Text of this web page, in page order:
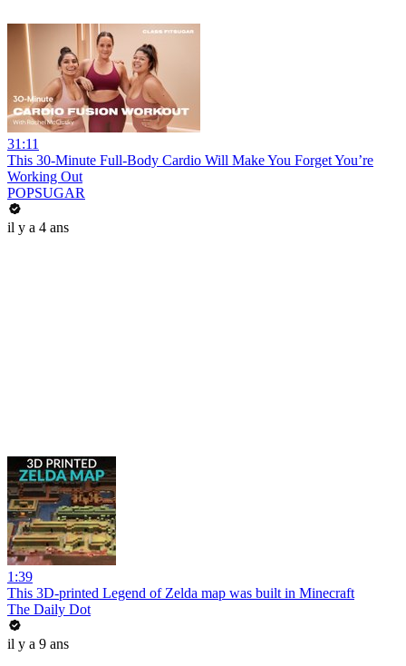
31:11
This 30-Minute Full-Body Cardio Will Make You Forget You’re
Working Out
POPSUGAR
il y a 4 ans
1:39
This 3D-printed Legend of Zelda map was built in Minecraft
The Daily Dot
il y a 9 ans